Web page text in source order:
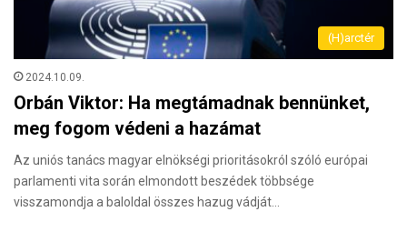
(H)arctér
2024.10.09.
Orbán Viktor: Ha megtámadnak bennünket,
meg fogom védeni a hazámat
Az uniós tanács magyar elnökségi prioritásokról szóló európai
parlamenti vita során elmondott beszédek többsége
visszamondja a baloldal összes hazug vádját…